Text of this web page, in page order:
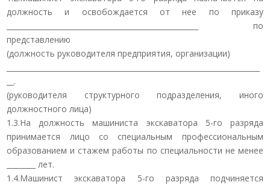
должность и освобождается от нее по приказу
_____________________________________________________ по
представлению
(должность руководителя предприятия, организации)
__.
(руководителя структурного подразделения, иного
должностного лица)
1.3.На должность машиниста экскаватора 5-го разряда
принимается лицо со специальным профессиональным
образованием и стажем работы по специальности не менее
________ лет.
1.4.Машинист экскаватора 5-го разряда подчиняется